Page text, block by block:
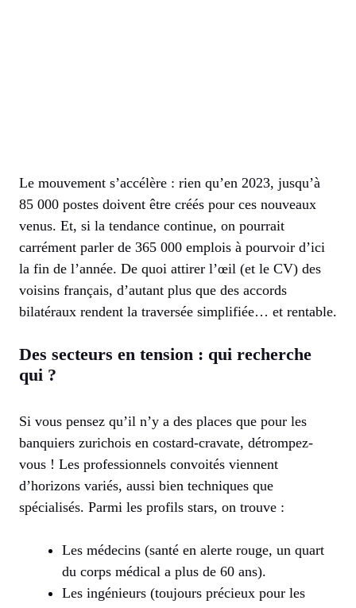
Le mouvement s’accélère : rien qu’en 2023, jusqu’à
85 000 postes doivent être créés pour ces nouveaux
venus. Et, si la tendance continue, on pourrait
carrément parler de 365 000 emplois à pourvoir d’ici
la fin de l’année. De quoi attirer l’œil (et le CV) des
voisins français, d’autant plus que des accords
bilatéraux rendent la traversée simplifiée… et rentable.
Des secteurs en tension : qui recherche
qui ?
Si vous pensez qu’il n’y a des places que pour les
banquiers zurichois en costard-cravate, détrompez-
vous ! Les professionnels convoités viennent
d’horizons variés, aussi bien techniques que
spécialisés. Parmi les profils stars, on trouve :
Les médecins (santé en alerte rouge, un quart
du corps médical a plus de 60 ans).
Les ingénieurs (toujours précieux pour les